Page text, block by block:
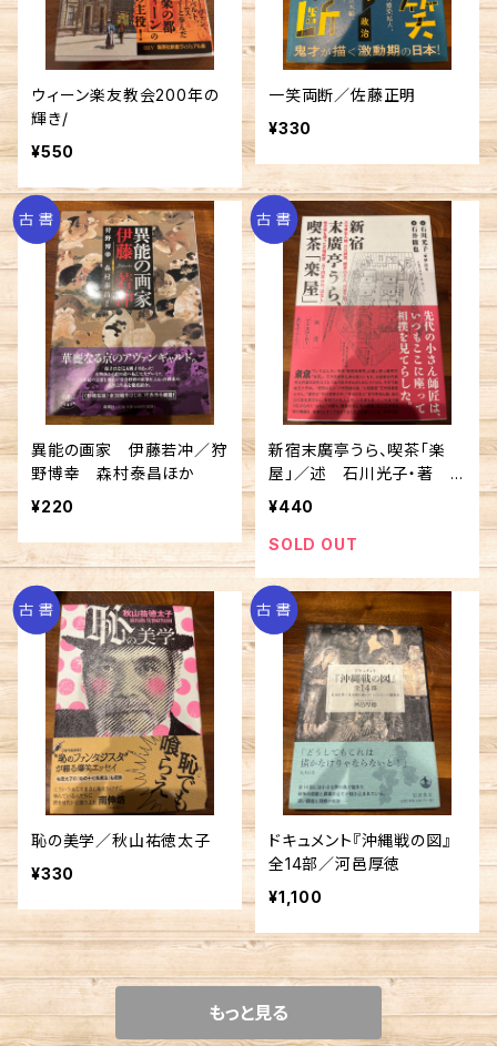
ウィーン楽友教会200年の
輝き/
¥550
一笑両断／佐藤正明
¥330
異能の画家 伊藤若冲／狩
野博幸 森村泰昌ほか
¥220
新宿末廣亭うら、喫茶「楽
屋」／述 石川光子・著
石井徹也
¥440
SOLD OUT
恥の美学／秋山祐徳太子
¥330
ドキュメント『沖縄戦の図』
全14部／河邑厚徳
¥1,100
もっと見る